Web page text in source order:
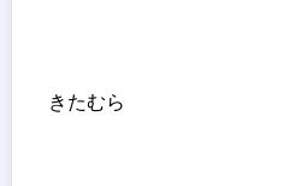
きたむら